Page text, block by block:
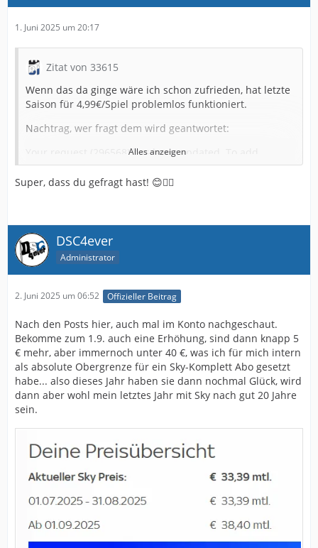
1. Juni 2025 um 20:17
Zitat von 33615
Wenn das da ginge wäre ich schon zufrieden, hat letzte
Saison für 4,99€/Spiel problemlos funktioniert.
Nachtrag, wer fragt dem wird geantwortet:
Your request (296568) has been updated. To add
additional comments, reply to this email.
Hey!
Hab ein schönes Wochenende!
Jasper
Thank you for being part of the OneFootball community!
Alles anzeigen
Super, dass du gefragt hast! 😊👍🏻
DSC4ever
Administrator
2. Juni 2025 um 06:52 Offizieller Beitrag
Nach den Posts hier, auch mal im Konto nachgeschaut.
Bekomme zum 1.9. auch eine Erhöhung, sind dann knapp 5
€ mehr, aber immernoch unter 40 €, was ich für mich intern
als absolute Obergrenze für ein Sky-Komplett Abo gesetzt
habe... also dieses Jahr haben sie dann nochmal Glück, wird
dann aber wohl mein letztes Jahr mit Sky nach gut 20 Jahre
sein.